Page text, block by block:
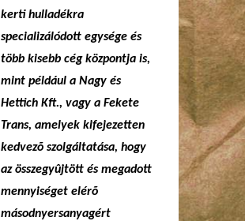
kerti hulladékra
specializálódott egysége és
több kisebb cég központja is,
mint például a Nagy és
Hettich Kft., vagy a Fekete
Trans, amelyek kifejezetten
kedvezõ szolgáltatása, hogy
az összegyûjtött és megadott
mennyiséget elérõ
másodnyersanyagért